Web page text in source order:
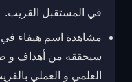
في المستقبل القريب.
مشاهدة اسم هيفاء في
سيحققه من أهداف و
العلمي و العملي